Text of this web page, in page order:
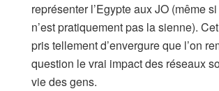
représenter l’Egypte aux JO (même
n’est pratiquement pas la sienne).
pris tellement d’envergure que l’on
question le vrai impact des réseaux
vie des gens.